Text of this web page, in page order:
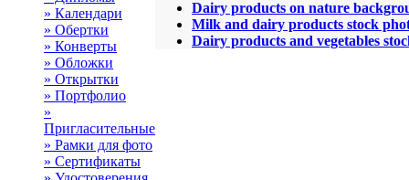
» Календари
» Обертки
» Конверты
» Обложки
» Открытки
» Портфолио
»
Пригласительные
» Рамки для фото
» Сертификаты
Dairy products on nature
Milk and dairy products stock
Dairy products and vegetables